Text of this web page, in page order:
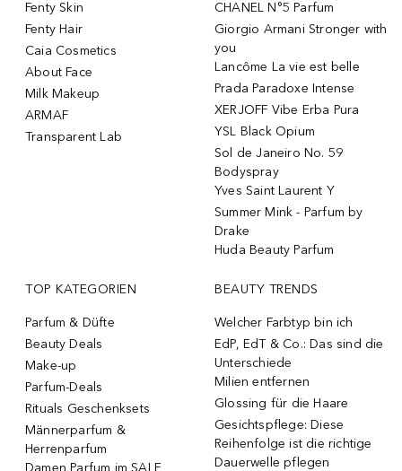
Fenty Skin
Fenty Hair
Caia Cosmetics
About Face
Milk Makeup
ARMAF
Transparent Lab
CHANEL N°5 Parfum
Giorgio Armani Stronger with
you
Lancôme La vie est belle
Prada Paradoxe Intense
XERJOFF Vibe Erba Pura
YSL Black Opium
Sol de Janeiro No. 59
Bodyspray
Yves Saint Laurent Y
Summer Mink - Parfum by
Drake
Huda Beauty Parfum
TOP KATEGORIEN
Parfum & Düfte
Beauty Deals
Make-up
Parfum-Deals
Rituals Geschenksets
Männerparfum &
Herrenparfum
Damen Parfum im SALE
BEAUTY TRENDS
Welcher Farbtyp bin ich
EdP, EdT & Co.: Das sind die
Unterschiede
Milien entfernen
Glossing für die Haare
Gesichtspflege: Diese
Reihenfolge ist die richtige
Dauerwelle pflegen